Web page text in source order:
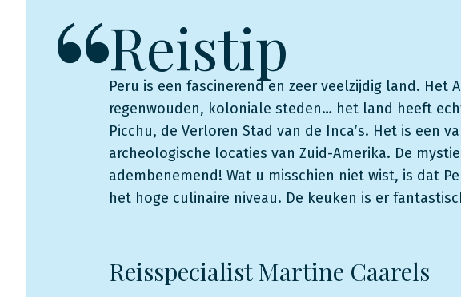
Reistip
Peru is een fascinerend en zeer veelzijdig land. Het
regenwouden, koloniale steden… het land heeft
Picchu, de Verloren Stad van de Inca’s. Het is een
archeologische locaties van Zuid-Amerika. De
adembenemend! Wat u misschien niet wist, is dat
het hoge culinaire niveau. De keuken is er
Reisspecialist Martine Caarels